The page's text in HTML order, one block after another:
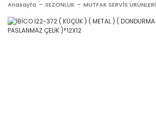
Anasayfa SEZONLUK MUTFAK SERVİS ÜRÜNLERİ